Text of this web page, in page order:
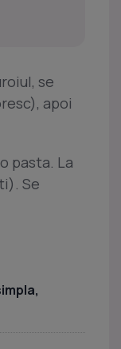
se
apoi
pasta. La
Se